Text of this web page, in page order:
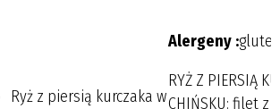
Alergeny :
Ryż z piersią kurczaka w
RYŻ Z PIERSIĄ
CHIŃSKU: filet z